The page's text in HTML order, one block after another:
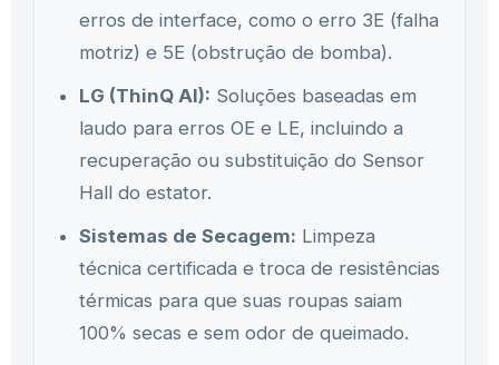
erros de interface, como o erro 3E (falha
motriz) e 5E (obstrução de bomba).
LG (ThinQ AI): Soluções baseadas em
laudo para erros OE e LE, incluindo a
recuperação ou substituição do Sensor
Hall do estator.
Sistemas de Secagem: Limpeza
técnica certificada e troca de resistências
térmicas para que suas roupas saiam
100% secas e sem odor de queimado.